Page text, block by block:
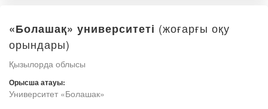
«Болашақ» университеті (жоғарғы оқу
орындары)
Қызылорда облысы
Орысша атауы:
Университет «Болашак»